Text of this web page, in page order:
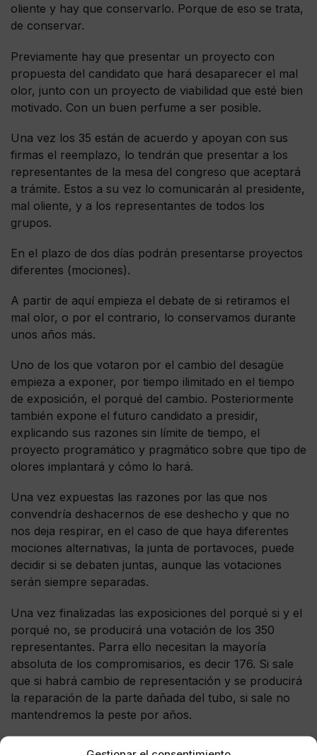
oliente y hay que conservarlo. Porque de eso se trata,
de conservar.
Previamente hay que presentar un proyecto con
propuesta del candidato que hará desaparecer el mal
olor, junto con un proyecto de viabilidad que esté bien
motivado. Con un buen perfume a ser posible.
Una vez los 35 están de acuerdo y apoyan con sus
firmas el reemplazo, lo tendrán que presentar a los
representantes de la mesa del congreso que aceptará
a trámite. Estos a su vez lo comunicarán al presidente,
mal oliente, y a los representantes de todos los
grupos.
En el plazo de dos días podrán presentarse proyectos
diferentes (mociones).
A partir de aquí empieza el debate de si retiramos el
mal olor, o por el contrario, lo conservamos durante
unos años más.
Uno de los que votaron por el cambio del desagüe
empieza a exponer, por tiempo ilimitado en el tiempo
de exposición, el porqué del cambio. Posteriormente
también expone el futuro candidato a presidir,
explicando sus razones sin límite de tiempo, el
proyecto programático y pragmático sobre que tipo de
olores implantará y cómo lo hará.
Una vez expuestas las razones por las que nos
convendría deshacernos de ese deshecho y que no
nos deja respirar, en el caso de que haya diferentes
mociones alternativas, la junta de portavoces, puede
decidir si se debaten juntas, aunque las votaciones
serán siempre separadas.
Una vez finalizadas las exposiciones del porqué si y el
porqué no, se producirá una votación de los 350
representantes. Parra ello necesitan la mayoría
absoluta de los compromisarios, es decir 176. Si sale
que si habrá cambio de representación y se producirá
la reparación de la parte dañada del tubo, si sale no
mantendremos la peste por años.